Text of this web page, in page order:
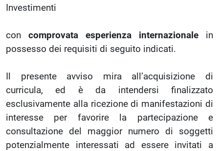
Investimenti
con comprovata esperienza internazionale in
possesso dei requisiti di seguito indicati.
Il presente avviso mira all’acquisizione di
curricula, ed è da intendersi finalizzato
esclusivamente alla ricezione di manifestazioni di
interesse per favorire la partecipazione e
consultazione del maggior numero di soggetti
potenzialmente interessati ad essere invitati a